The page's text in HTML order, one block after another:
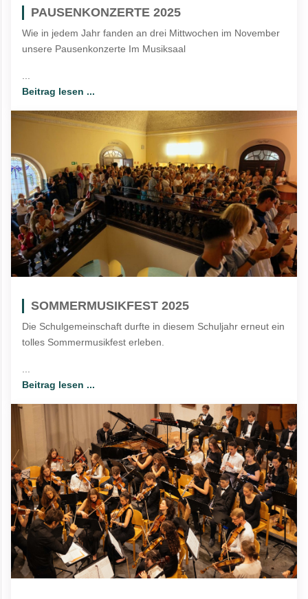
PAUSENKONZERTE 2025
Wie in jedem Jahr fanden an drei Mittwochen im November
unsere Pausenkonzerte Im Musiksaal
Beitrag lesen ...
SOMMERMUSIKFEST 2025
Die Schulgemeinschaft durfte in diesem Schuljahr erneut ein
tolles Sommermusikfest erleben.
Beitrag lesen ...